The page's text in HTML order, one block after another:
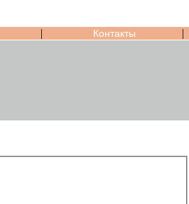
| Контакты |